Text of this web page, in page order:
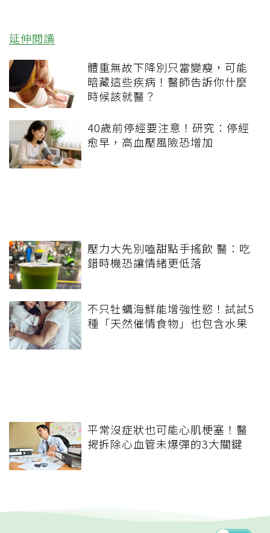
延伸閱讀
體重無故下降別只當變瘦，可能
暗藏這些疾病！醫師告訴你什麼
時候該就醫？
40歲前停經要注意！研究：停經
愈早，高血壓風險恐增加
壓力大先別嗑甜點手搖飲 醫：吃
錯時機恐讓情緒更低落
不只牡蠣海鮮能增強性慾！試試5
種「天然催情食物」也包含水果
平常沒症狀也可能心肌梗塞！醫
揭拆除心血管未爆彈的3大關鍵